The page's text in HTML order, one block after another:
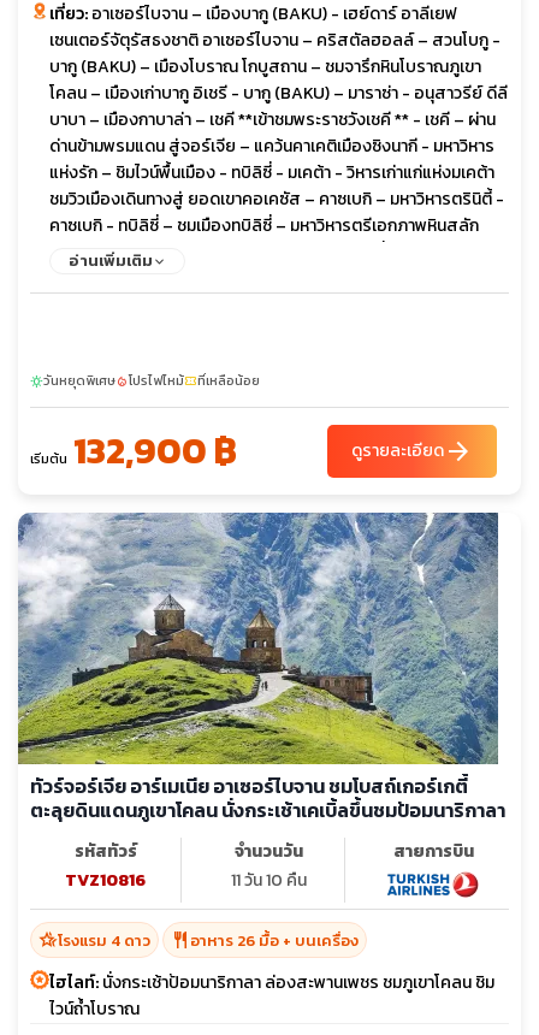
เที่ยว:อาเซอร์ไบจาน – เมืองบากู (BAKU) - เฮย์ดาร์ อาลีเยฟ
เซนเตอร์จัตุรัสธงชาติ อาเซอร์ไบจาน – คริสตัลฮอลล์ – สวนโบกู -
บากู (BAKU) – เมืองโบราณ โกบูสถาน – ชมจารึกหินโบราณภูเขา
โคลน – เมืองเก่าบากู อิเชรี - บากู (BAKU) – มาราซ่า - อนุสาวรีย์ ดีลี
บาบา – เมืองกาบาล่า – เชคี **เข้าชมพระราชวังเชคี ** - เชคี – ผ่าน
ด่านข้ามพรมแดน สู่จอร์เจีย – แคว้นคาเคติเมืองซิงนากี - มหาวิหาร
แห่งรัก – ชิมไวน์พื้นเมือง - ทบิลิซี่ - มเคต้า - วิหารเก่าแก่แห่งมเคต้า
ชมวิวเมืองเดินทางสู่ ยอดเขาคอเคซัส – คาซเบกิ – มหาวิหารตรินิตี้ -
คาซเบกิ - ทบิลิซี่ – ชมเมืองทบิลิซี่ – มหาวิหารตรีเอกภาพหินสลัก
จอร์เจียน - สะพานสันติภาพ – ชมวิวเมือง - ทบิลิซี่ – เมืองโบราณ
(SEVANAVANK) - เมืองน้ำแร่เจอร์มุก - คันซอเรฟท์ - กระเช้าไฟฟ้า
ทาเทฟ (ยาวที่สุดในโลก)มหาวิหารทาเทฟกลางหุบเขา – โนราแวงค์ -
เยเรวาน - เมืองเอชมีอัดซิน – มหาวิหารซวาร์ตโนทส์ชมเมืองเยเรวาน
- เดอะคาสเคส - น้ำพุเต้นระบำ
อ่านเพิ่มเติม
sunnyวันหยุดพิเศษlocal_fire_departmentโปรไฟไหม้confirmation_numberที่เหลือน้อย
เริ่มต้น 132,900 ฿ ดูรายละเอียดarrow_forward
ทัวร์จอร์เจีย อาร์เมเนีย อาเซอร์ไบจาน ชมโบสถ์เกอร์เกตี้
ตะลุยดินแดนภูเขาโคลน นั่งกระเช้าเคเบิ้ลขึ้นชมป้อมนาริกาลา
รหัสทัวร์
TVZ10816
จำนวนวัน
11 วัน 10 คืน
สายการบิน
hotel_classโรงแรม 4 ดาว restaurant อาหาร 26 มื้อ + บนเครื่อง
ไฮไลท์:นั่งกระเช้าป้อมนาริกาลา ล่องสะพานเพชร ชมภูเขาโคลน ชิม
ไวน์ถ้ำโบราณ